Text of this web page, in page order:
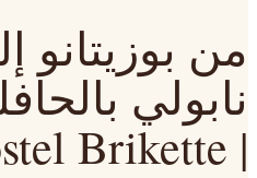
من
نابولي
| Hostel Brikette